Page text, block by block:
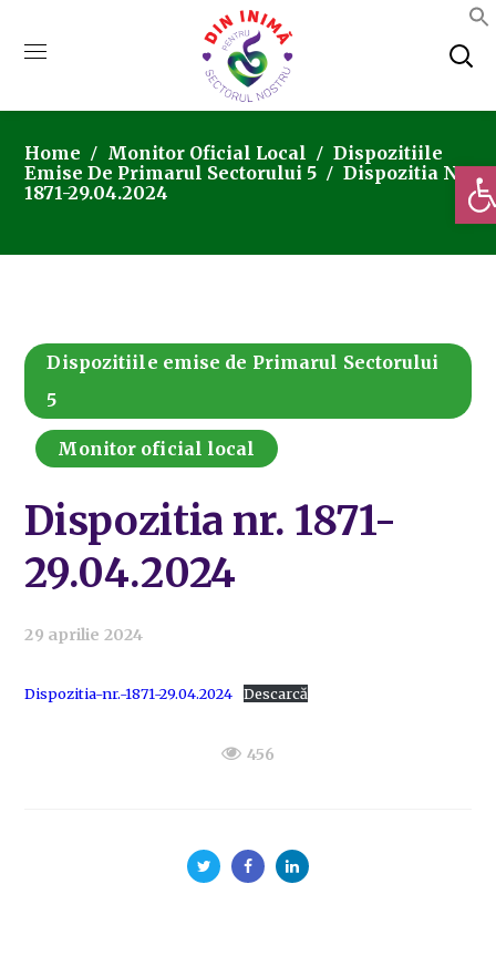
Home Monitor Oficial Local
Dispozitiile
Emise De Primarul Sectorului 5
Dispozitia Nr.
1871-29.04.2024
Dispozitiile emise de Primarul Sectorului
5
Monitor oficial local
Dispozitia nr. 1871-
29.04.2024
29 aprilie 2024
Dispozitia-nr.-1871-29.04.2024 Descarcă
456